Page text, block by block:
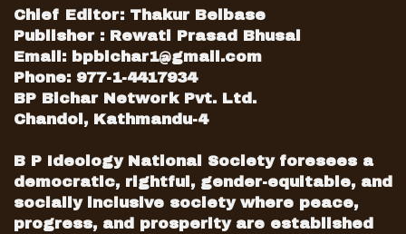
Chief Editor: Thakur Belbase
Publisher : Rewati Prasad Bhusal
Email: bpbichar1@gmail.com
Phone: 977-1-4417934
BP Bichar Network Pvt. Ltd.
Chandol, Kathmandu-4
B P Ideology National Society foresees a
democratic, rightful, gender-equitable, and
socially inclusive society where peace,
progress, and prosperity are established